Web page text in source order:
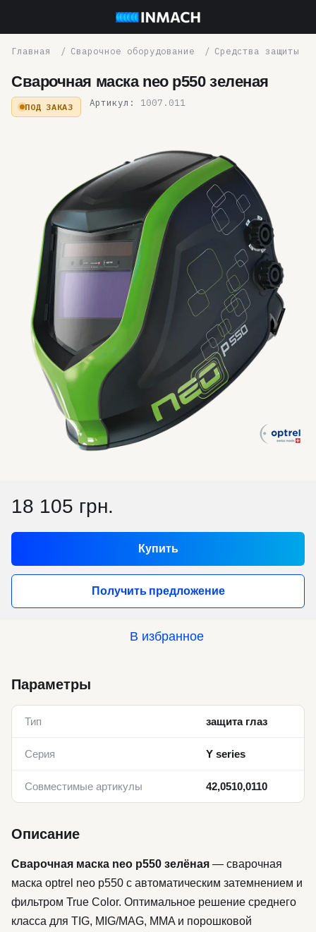
Сварочное оборудование Средства защиты
Сварочная маска neo p550 зеленая
ПОД ЗАКАЗ Артикул: 1007.011
18 105 грн.
Купить
Получить предложение
В избранное
Параметры
Тип защита глаз
Серия Y series
Совместимые артикулы 42,0510,0110
Описание
Сварочная маска neo p550 зелёная — сварочная
маска optrel neo p550 с автоматическим затемнением и
фильтром True Color. Оптимальное решение среднего
класса для TIG, MIG/MAG, MMA и порошковой